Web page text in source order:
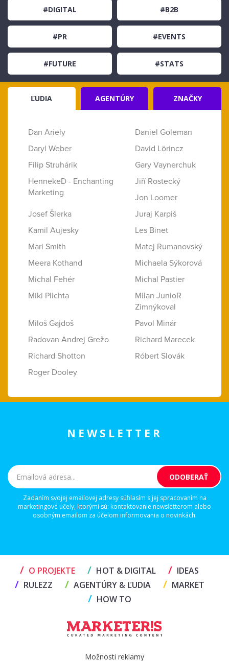
#DIGITAL #B2B
#PR #EVENTS
#FUTURE #STATS
ĽUDIA AGENTÚRY ZNAČKY
Dan Ariely
Daniel Goleman
Daryl Weber
David Lörincz
Filip Struhárik
Gary Vaynerchuk
HennekeD - Enchanting
Marketing
Jiří Rostecký
Jon Loomer
Josef Šlerka
Juraj Karpiš
Kamil Aujesky
Les Binet
Mari Smith
Matej Rumanovský
Meera Kothand
Michaela Sýkorová
Michal Fehér
Michal Pastier
Miki Plichta
Milan JunioR
Zimnýkoval
Miloš Gajdoš
Pavol Minár
Radovan Andrej Grežo
Richard Marecek
Richard Shotton
Róbert Slovák
Roger Dooley
NEWSLETTER
Zadaním svojej emailovej adresy súhlasím s jej spracovaním na
marketingové účely, ktorými sú: kontaktovanie newsletterom alebo
osobným emailom za účelom informovania o novinkách.
/ O PROJEKTE / HOT & DIGITAL / IDEAS
/ RULEZZ / AGENTÚRY & ĽUDIA / MARKET
/ HOW TO
Možnosti reklamy